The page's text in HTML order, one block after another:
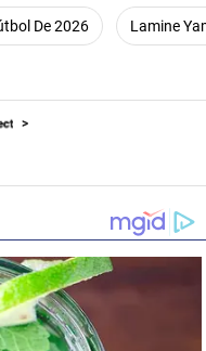
De 2026 Lamine